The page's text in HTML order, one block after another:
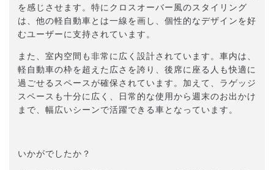
を感じさせます。特にクロスオーバー風のスタイリング
は、他の軽自動車とは一線を画し、個性的なデザインを好
むユーザーに支持されています。
また、室内空間も非常に広く設計されています。車内は、
軽自動車の枠を超えた広さを誇り、後席に座る人も快適に
過ごせるスペースが確保されています。加えて、ラゲッジ
スペースも十分に広く、日常的な使用から週末のお出かけ
まで、幅広いシーンで活躍できる車となっています。
いかがでしたか？